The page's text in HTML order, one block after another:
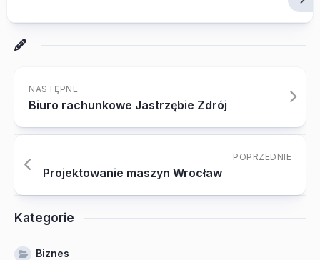
NASTĘPNE
Biuro rachunkowe Jastrzębie Zdrój
POPRZEDNIE
Projektowanie maszyn Wrocław
Kategorie
Biznes